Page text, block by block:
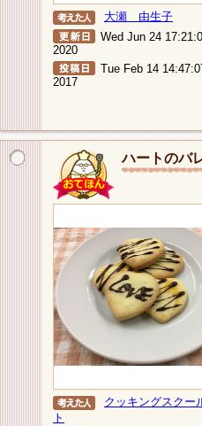
大瀬 由生子
Wed Jun 24
2020
Tue Feb 14
2017
ハートのバ
クッキングスクー
ト